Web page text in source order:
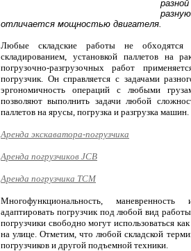
отличается мощностью двигателя.
Любые складские работы не обходятся
складированием, установкой паллетов на
погрузочно-разгрузочных работ
погрузчик. Он справляется с задачами
эргономичность операций с любыми
позволяют выполнить задачи любой
паллетов на ярусы, погрузка и разгрузка машин.
Аренда экскаватора-погрузчика
Аренда погрузчиков JCB
Аренда погрузчика TCM
Многофункциональность,
адаптировать погрузчик под любой вид
погрузчики свободно могут использоваться
на улице. Отметим, что любой складской
погрузчиков и другой подъемной техники.